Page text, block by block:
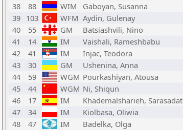
38
88 WIM Gaboyan, Susanna
39 103 WFM Aydin, Gulenay
40
55 GM Batsiashvili, Nino
41
14 IM Vaishali, Rameshbabu
42
41 IM Injac, Teodora
43
30 GM Ushenina, Anna
44
59 WGM Pourkashiyan, Atousa
45
44 WGM Ni, Shiqun
46
17 IM Khademalsharieh, Sarasadat
47
34 IM Kiolbasa, Oliwia
48
47 IM Badelka, Olga